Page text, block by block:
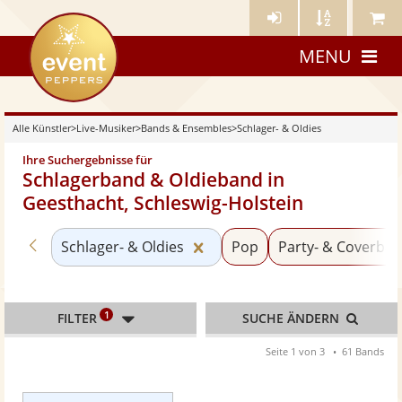
Künstler- Künstler Meine
eventpeppers
MENU
Alle Künstler>Live-Musiker>Bands & Ensembles>Schlager- & Oldies
Ihre Suchergebnisse für
Schlagerband & Oldieband in
Geesthacht, Schleswig-Holstein
Zurück zu «Bands & Ensembles»
Schlager- & Oldies Kategorie «Schlager- &
Pop Party- &
FILTER 1 SUCHE ÄNDERN
Seite 1 von 3 61 Bands